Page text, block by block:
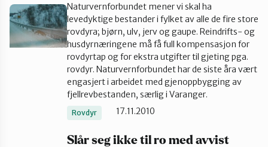
Tana og Varanger
Naturvernforbundet mener vi skal ha
levedyktige bestander i fylket av alle de fire store
rovdyra; bjørn, ulv, jerv og gaupe. Reindrifts- og
husdyrnæringene må få full kompensasjon for
rovdyrtap og for ekstra utgifter til gjeting pga.
rovdyr. Naturvernforbundet har de siste åra vært
engasjert i arbeidet med gjenoppbygging av
fjellrevbestanden, særlig i Varanger.
Rovdyr 17.11.2010
Slår seg ikke til ro med avvist